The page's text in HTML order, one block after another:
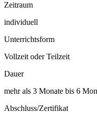
Zeitraum
individuell
Unterrichtsform
Vollzeit oder Teilzeit
Dauer
mehr als 3 Monate bis 6
Abschluss/Zertifikat